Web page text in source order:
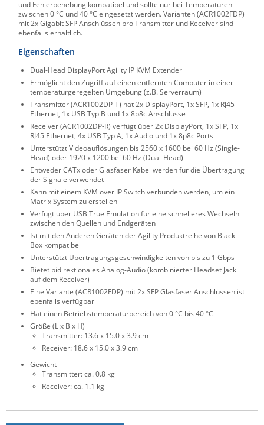
Vision
WATTECO
Westermo
Yuasa
ZPE Systems
News zu unseren Herstellern
und Fehlerbehebung kompatibel und sollte nur bei Temperaturen
zwischen 0 °C und 40 °C eingesetzt werden. Varianten (ACR1002FDP)
mit 2x Gigabit SFP Anschlüssen pro Transmitter und Receiver sind
ebenfalls erhältlich.
Eigenschaften
Dual-Head DisplayPort Agility IP KVM Extender
Ermöglicht den Zugriff auf einen entfernten Computer in einer
temperaturgeregelten Umgebung (z.B. Serverraum)
Transmitter (ACR1002DP-T) hat 2x DisplayPort, 1x SFP, 1x RJ45
Ethernet, 1x USB Typ B und 1x 8p8c Anschlüsse
Receiver (ACR1002DP-R) verfügt über 2x DisplayPort, 1x SFP, 1x
RJ45 Ethernet, 4x USB Typ A, 1x Audio und 1x 8p8c Ports
Unterstützt Videoauflösungen bis 2560 x 1600 bei 60 Hz (Single-
Head) oder 1920 x 1200 bei 60 Hz (Dual-Head)
Entweder CATx oder Glasfaser Kabel werden für die Übertragung
der Signale verwendet
Kann mit einem KVM over IP Switch verbunden werden, um ein
Matrix System zu erstellen
Verfügt über USB True Emulation für eine schnelleres Wechseln
zwischen den Quellen und Endgeräten
Ist mit den Anderen Geräten der Agility Produktreihe von Black
Box kompatibel
Unterstützt Übertragungsgeschwindigkeiten von bis zu 1 Gbps
Bietet bidirektionales Analog-Audio (kombinierter Headset Jack
auf dem Receiver)
Eine Variante (ACR1002FDP) mit 2x SFP Glasfaser Anschlüssen ist
ebenfalls verfügbar
Hat einen Betriebstemperaturbereich von 0 °C bis 40 °C
Größe (L x B x H)
Transmitter: 13.6 x 15.0 x 3.9 cm
Receiver: 18.6 x 15.0 x 3.9 cm
Gewicht
Transmitter: ca. 0.8 kg
Receiver: ca. 1.1 kg